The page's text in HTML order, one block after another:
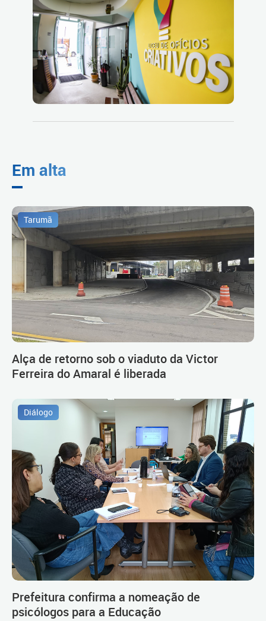
Em alta
Tarumã
Alça de retorno sob o viaduto da Victor
Ferreira do Amaral é liberada
Diálogo
Prefeitura confirma a nomeação de
psicólogos para a Educação